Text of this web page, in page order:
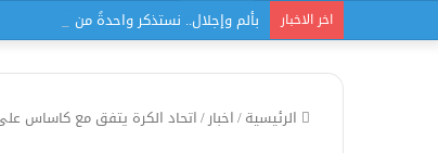
اخر الاخبار بألم وإجلال.. نستذكر واحدةً من أبشع
الرئيسية/اخبار/اتحاد الكرة يتفق مع كاساس